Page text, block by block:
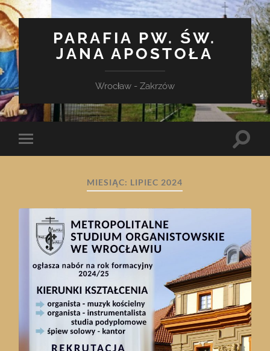
PARAFIA PW. ŚW.
JANA APOSTOŁA
Wrocław - Zakrzów
Toggle
mobile
Toggle
MIESIĄC: LIPIEC 2024